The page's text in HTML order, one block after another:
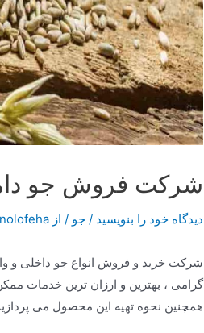
شرکت فروش جو
دیدگاه‌ خود را بنویسید / جو / از
شرکت خرید و فروش انواع جو داخلی و
گرامی ، بهترین و ارزان ترین خدمات
همچنین نحوه تهیه این محصول می